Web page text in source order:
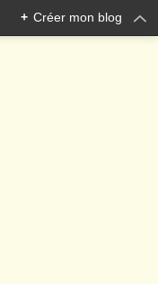
+ Créer mon blog